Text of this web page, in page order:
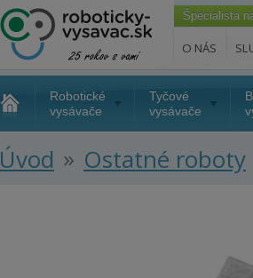
Špecialista
O NÁS
Robotické
vysávače
Tyčové
vysávače
Úvod » Ostatné roboty